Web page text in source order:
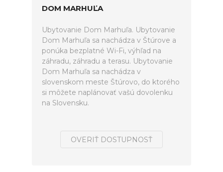
DOM MARHUĽA
Ubytovanie Dom Marhuľa. Ubytovanie
Dom Marhuľa sa nachádza v Štúrove a
ponúka bezplatné Wi-Fi, výhľad na
záhradu, záhradu a terasu. Ubytovanie
Dom Marhuľa sa nachádza v
slovenskom meste Štúrovo, do ktorého
si môžete naplánovať vašú dovolenku
na Slovensku.
OVERIŤ DOSTUPNOSŤ